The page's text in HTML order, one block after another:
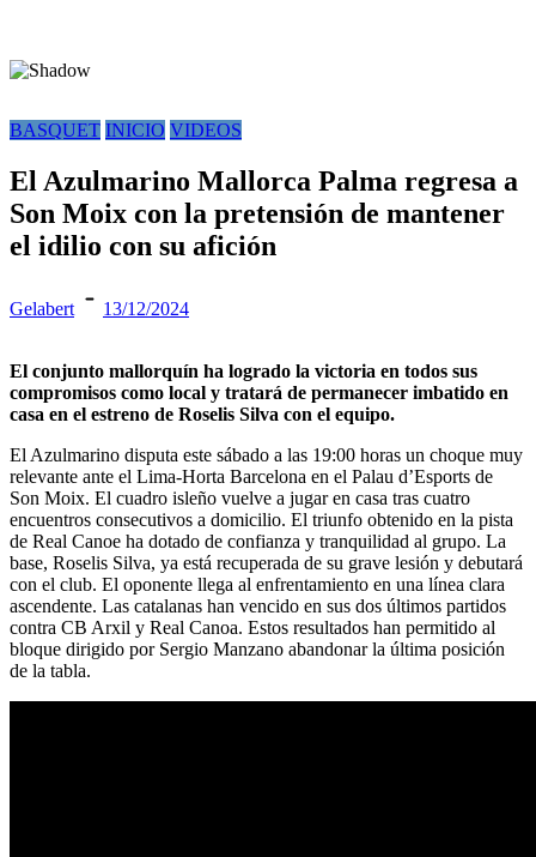
BASQUET INICIO VIDEOS
El Azulmarino Mallorca Palma regresa a
Son Moix con la pretensión de mantener
el idilio con su afición
Gelabert 13/12/2024
El conjunto mallorquín ha logrado la victoria en todos sus
compromisos como local y tratará de permanecer imbatido en
casa en el estreno de Roselis Silva con el equipo.
El Azulmarino disputa este sábado a las 19:00 horas un choque muy
relevante ante el Lima-Horta Barcelona en el Palau d’Esports de
Son Moix. El cuadro isleño vuelve a jugar en casa tras cuatro
encuentros consecutivos a domicilio. El triunfo obtenido en la pista
de Real Canoe ha dotado de confianza y tranquilidad al grupo. La
base, Roselis Silva, ya está recuperada de su grave lesión y debutará
con el club. El oponente llega al enfrentamiento en una línea clara
ascendente. Las catalanas han vencido en sus dos últimos partidos
contra CB Arxil y Real Canoa. Estos resultados han permitido al
bloque dirigido por Sergio Manzano abandonar la última posición
de la tabla.